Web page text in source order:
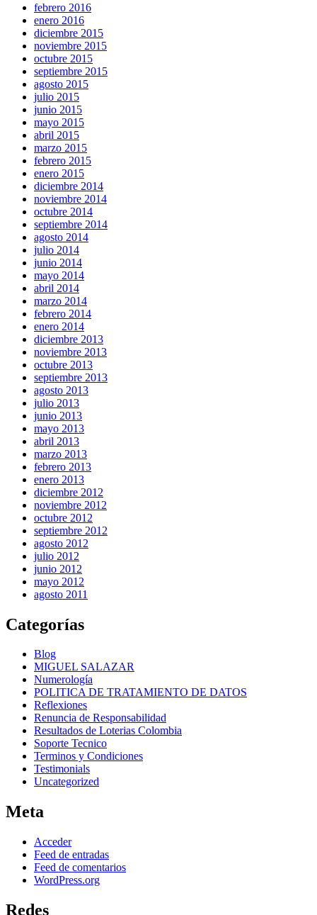
febrero 2016
enero 2016
diciembre 2015
noviembre 2015
octubre 2015
septiembre 2015
agosto 2015
julio 2015
junio 2015
mayo 2015
abril 2015
marzo 2015
febrero 2015
enero 2015
diciembre 2014
noviembre 2014
octubre 2014
septiembre 2014
agosto 2014
julio 2014
junio 2014
mayo 2014
abril 2014
marzo 2014
febrero 2014
enero 2014
diciembre 2013
noviembre 2013
octubre 2013
septiembre 2013
agosto 2013
julio 2013
junio 2013
mayo 2013
abril 2013
marzo 2013
febrero 2013
enero 2013
diciembre 2012
noviembre 2012
octubre 2012
septiembre 2012
agosto 2012
julio 2012
junio 2012
mayo 2012
agosto 2011
Categorías
Blog
MIGUEL SALAZAR
Numerología
POLITICA DE TRATAMIENTO DE DATOS
Reflexiones
Renuncia de Responsabilidad
Resultados de Loterias Colombia
Soporte Tecnico
Terminos y Condiciones
Testimonials
Uncategorized
Meta
Acceder
Feed de entradas
Feed de comentarios
WordPress.org
Redes